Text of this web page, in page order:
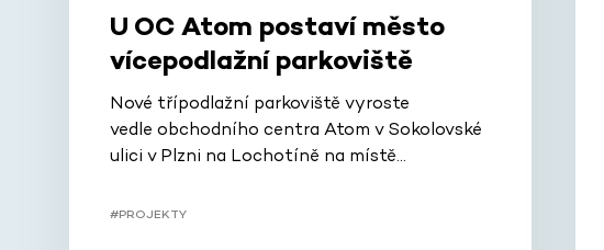
U OC Atom postaví město
vícepodlažní parkoviště
Nové třípodlažní parkoviště vyroste
vedle obchodního centra Atom v Sokolovské
ulici v Plzni na Lochotíně na místě…
#PROJEKTY